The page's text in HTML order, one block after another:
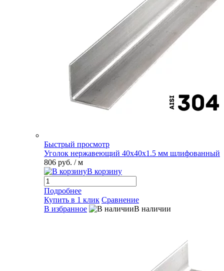
Быстрый просмотр
Уголок нержавеющий 40х40х1.5 мм шлифованный
806 руб. / м
В корзину
Подробнее
Купить в 1 клик Сравнение
В избранное
В наличии